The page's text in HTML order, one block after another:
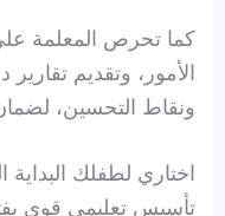
كما تحرص المعلمة
الأمور، وتقديم
ونقاط التحسين،
اختاري لطفلك
تأسيس تعليمي قوي